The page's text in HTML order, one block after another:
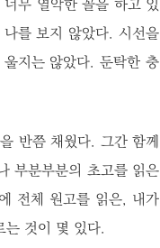
무 열악한 꼴을 하고 있
를 보지 않았다. 시선을
지는 않았다. 둔탁한 충
반쯤 채웠다. 그간 함께
부분부분의 초고를 읽은
전체 원고를 읽은, 내가
것이 몇 있다.